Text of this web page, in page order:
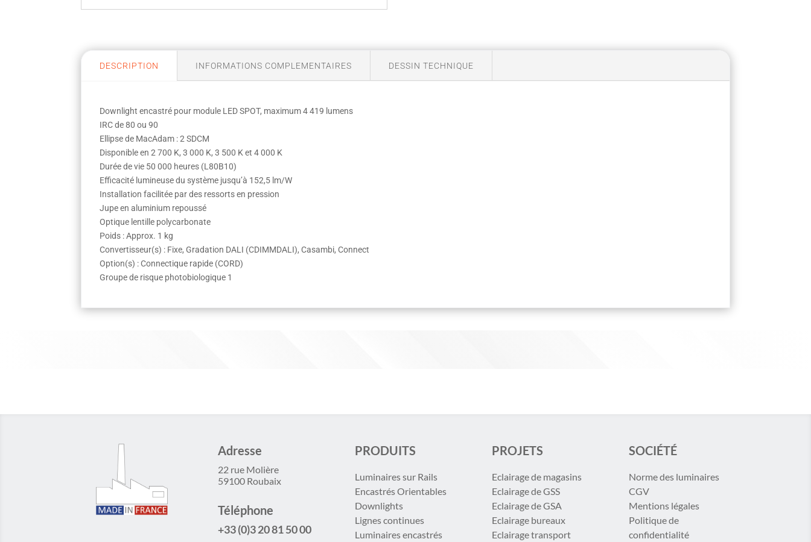
DESCRIPTION INFORMATIONS COMPLEMENTAIRES DESSIN TECHNIQUE
Downlight encastré pour module LED SPOT, maximum 4 419 lumens
IRC de 80 ou 90
Ellipse de MacAdam : 2 SDCM
Disponible en 2 700 K, 3 000 K, 3 500 K et 4 000 K
Durée de vie 50 000 heures (L80B10)
Efficacité lumineuse du système jusqu’à 152,5 lm/W
Installation facilitée par des ressorts en pression
Jupe en aluminium repoussé
Optique lentille polycarbonate
Poids : Approx. 1 kg
Convertisseur(s) : Fixe, Gradation DALI (CDIMMDALI), Casambi, Connect
Option(s) : Connectique rapide (CORD)
Groupe de risque photobiologique 1
Adresse
22 rue Molière
59100 Roubaix
Téléphone
+33 (0)3 20 81 50 00
PRODUITS
Luminaires sur Rails
Encastrés Orientables
Downlights
Lignes continues
Luminaires encastrés
PROJETS
Eclairage de magasins
Eclairage de GSS
Eclairage de GSA
Eclairage bureaux
Eclairage transport
SOCIÉTÉ
Norme des luminaires
CGV
Mentions légales
Politique de
confidentialité